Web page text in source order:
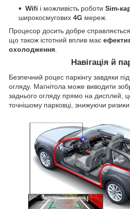
Wifi і можливість роботи Sim-
широкосмугових 4G мереж.
Процесор досить добре
що також істотний вплив має
охолодження.
Навігація й
Безпечний роцес паркінгу завдяки
огляду. Магнітола може виводити
заднього огляду прямо на дисплей,
точнішому парковці, знижуючи